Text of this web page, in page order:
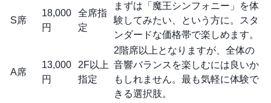
S席
18,000
円
全席指
定
まずは「魔王シンフォニー」を体
験してみたい、という方に。スタ
ンダードな価格帯で楽しめます。
A席
13,000
円
2F以上
指定
2階席以上となりますが、全体の
音響バランスを楽しむには良いか
もしれません。最も気軽に体験で
きる選択肢。